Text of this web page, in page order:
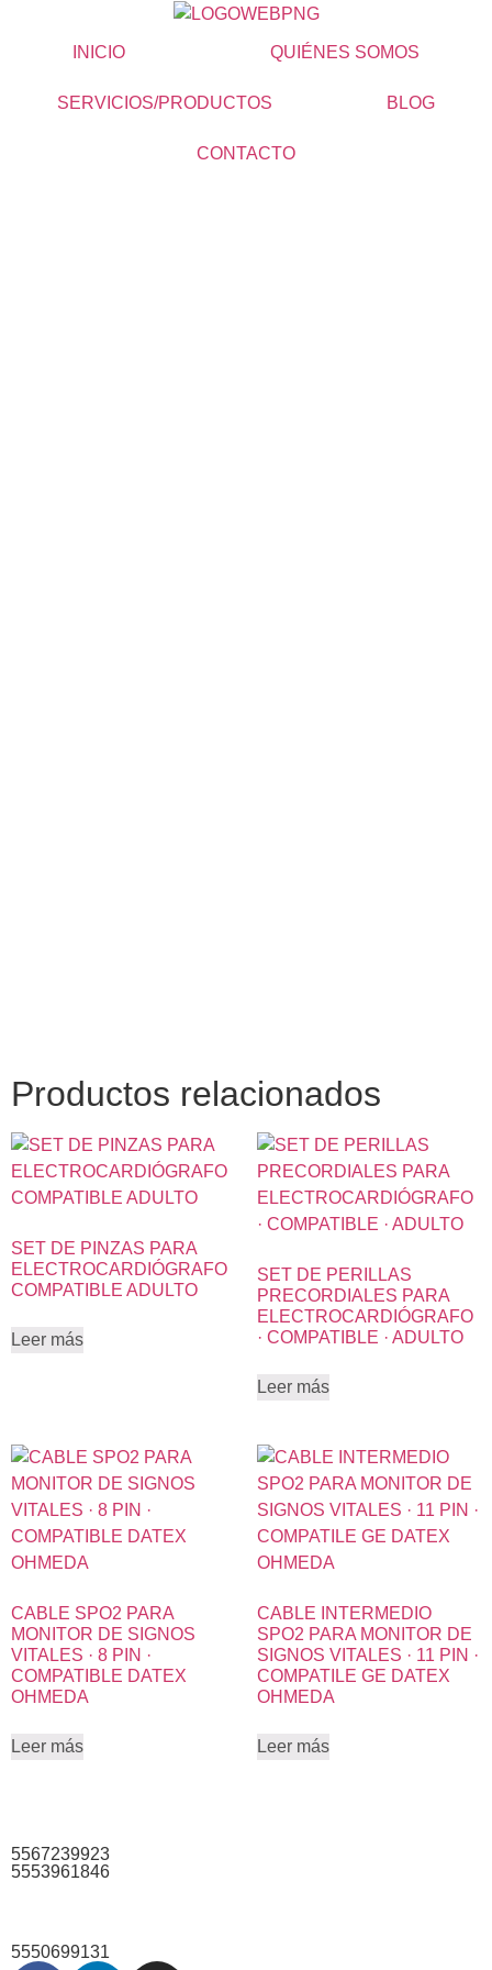
INICIO QUIÉNES SOMOS
SERVICIOS/PRODUCTOS BLOG
CONTACTO
Productos relacionados
SET DE PINZAS PARA
ELECTROCARDIÓGRAFO
COMPATIBLE ADULTO
Leer más
SET DE PERILLAS
PRECORDIALES PARA
ELECTROCARDIÓGRAFO
· COMPATIBLE · ADULTO
Leer más
CABLE SPO2 PARA
MONITOR DE SIGNOS
VITALES · 8 PIN ·
COMPATIBLE DATEX
OHMEDA
Leer más
CABLE INTERMEDIO
SPO2 PARA MONITOR DE
SIGNOS VITALES · 11 PIN ·
COMPATILE GE DATEX
OHMEDA
Leer más
5567239923
5553961846
5550699131